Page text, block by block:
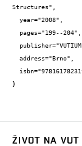
Structures",
}
ŽIVOT NA VUT